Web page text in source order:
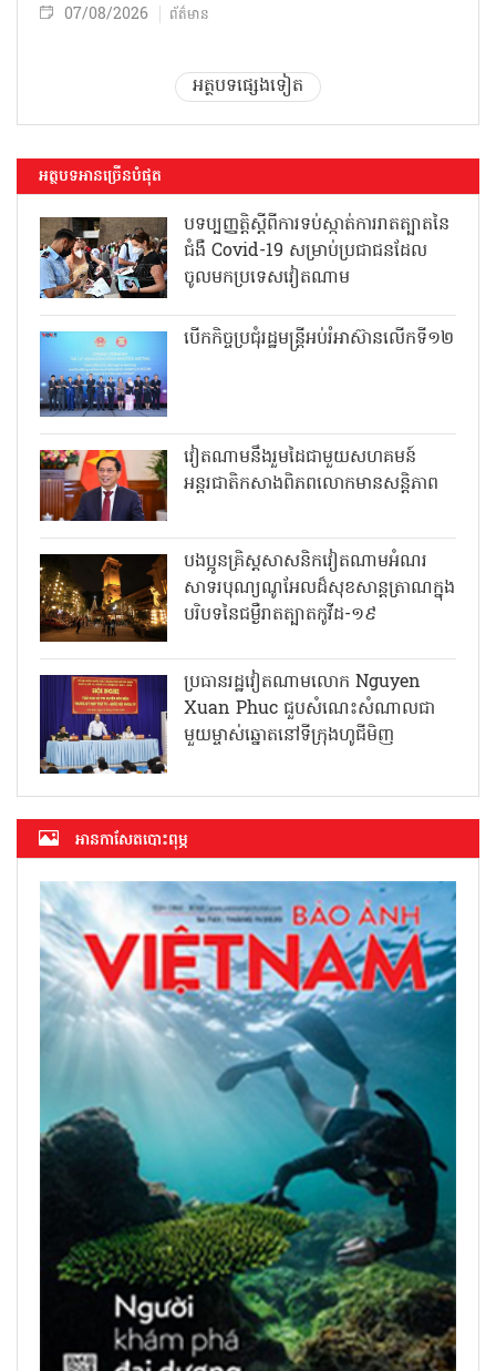
07/08/2026 ព័ត៌មាន
អត្ថបទផ្សេងទៀត
អត្ថបទអានច្រើនបំផុត
បទប្បញ្ញត្តិស្តីពីការទប់ស្កាត់ការរាតត្បាតនៃ
ជំងឺ Covid-19 សម្រាប់ប្រជាជនដែល
ចូលមកប្រទេសវៀតណាម
បើកកិច្ចប្រជុំរដ្ឋមន្ត្រីអប់រំអាស៊ានលើកទី១២
វៀតណាមនឹងរួមដៃជាមួយសហគមន៍
អន្តរជាតិកសាងពិភពលោកមានសន្តិភាព
បងប្អូនគ្រិស្តសាសនិកវៀតណាមអំណរ
សាទរបុណ្យណូអែលដ៏សុខសាន្តត្រាណក្នុង
បរិបទនៃជម្ងឺរាតត្បាតកូវីដ-១៩
ប្រធានរដ្ឋវៀតណាមលោក Nguyen
Xuan Phuc ជួបសំណេះសំណាលជា
មួយម្ចាស់ឆ្នោតនៅទីក្រុងហូជីមិញ
អាន​កាសែត​បោះពុម្ភ